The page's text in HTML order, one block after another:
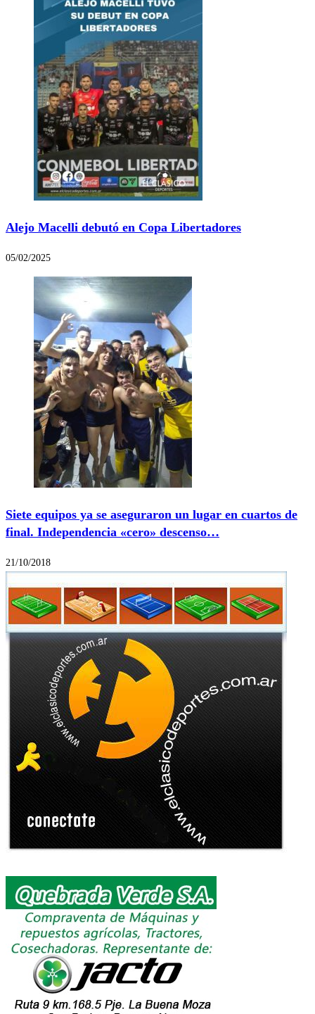
Alejo Macelli debutó en Copa Libertadores
05/02/2025
Siete equipos ya se aseguraron un lugar en cuartos de
final. Independencia «cero» descenso…
21/10/2018